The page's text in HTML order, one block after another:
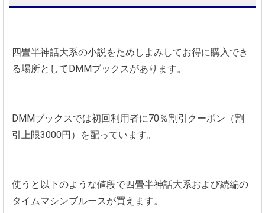
四畳半神話大系の小説をためしよみしてお得に購入でき
る場所としてDMMブックスがあります。
DMMブックスでは初回利用者に70％割引クーポン（割
引上限3000円）を配っています。
使うと以下のような値段で四畳半神話大系および続編の
タイムマシンブルースが買えます。